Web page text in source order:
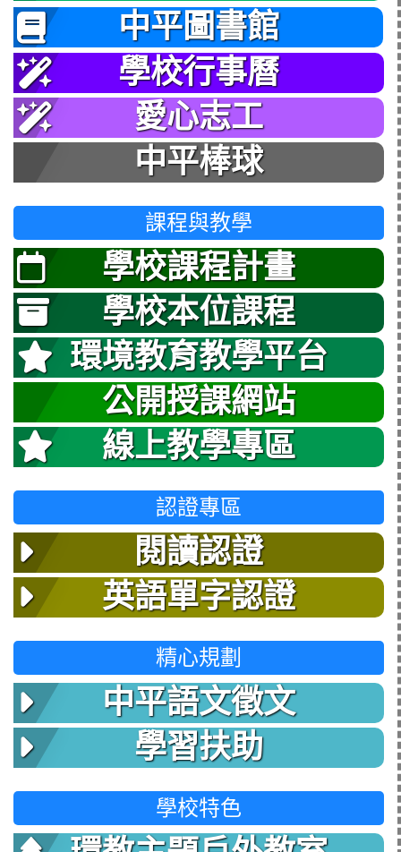
中平圖書館
學校行事曆
愛心志工
中平棒球
課程與教學
學校課程計畫
學校本位課程
環境教育教學平台
公開授課網站
線上教學專區
認證專區
閱讀認證
英語單字認證
精心規劃
中平語文徵文
學習扶助
學校特色